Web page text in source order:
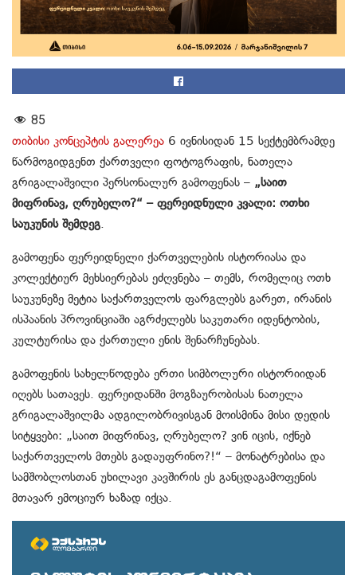
85
თიბისი კონცეპტის გალერეა 6 ივნისიდან 15 სექტემბრამდე
წარმოგიდგენთ ქართველი ფოტოგრაფის, ნათელა
გრიგალაშვილი პერსონალურ გამოფენას – „საით
მიფრინავ, ღრუბელო?“ – ფერეიდნული კვალი: ოთხი
საუკუნის შემდეგ.
გამოფენა ფერეიდნელი ქართველების ისტორიასა და
კოლექტიურ მეხსიერებას ეძღვნება – თემს, რომელიც ოთხ
საუკუნეზე მეტია საქართველოს ფარგლებს გარეთ, ირანის
ისპაანის პროვინციაში აგრძელებს საკუთარი იდენტობის,
კულტურისა და ქართული ენის შენარჩუნებას.
გამოფენის სახელწოდება ერთი სიმბოლური ისტორიიდან
იღებს სათავეს. ფერეიდანში მოგზაურობისას ნათელა
გრიგალაშვილმა ადგილობრივისგან მოისმინა მისი დედის
სიტყვები: „საით მიფრინავ, ღრუბელო? ვინ იცის, იქნებ
საქართველოს მთებს გადაუფრინო?!“ – მონატრებისა და
სამშობლოსთან უხილავი კავშირის ეს განცდაგამოფენის
მთავარ ემოციურ ხაზად იქცა.